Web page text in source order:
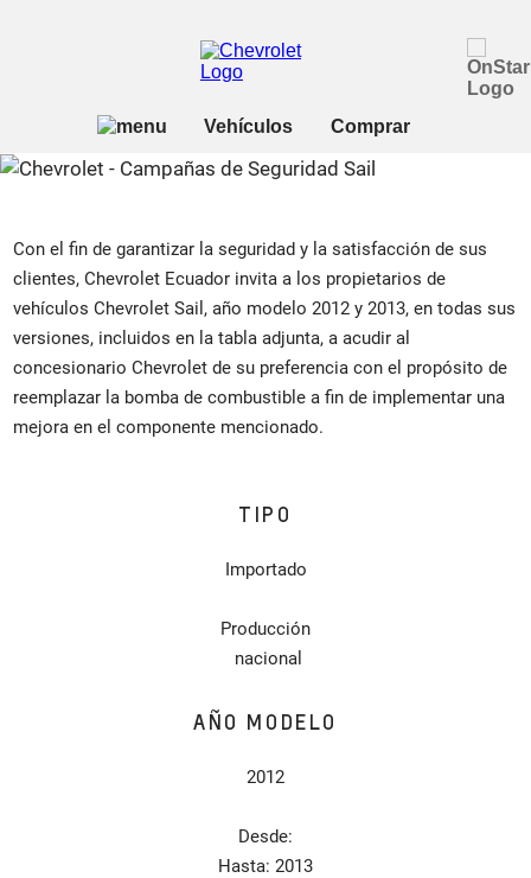
Con el fin de garantizar la seguridad y la satisfacción de sus
clientes, Chevrolet Ecuador invita a los propietarios de
vehículos Chevrolet Sail, año modelo 2012 y 2013, en todas sus
versiones, incluidos en la tabla adjunta, a acudir al
concesionario Chevrolet de su preferencia con el propósito de
reemplazar la bomba de combustible a fin de implementar una
mejora en el componente mencionado.
TIPO
Importado
Producción
nacional
AÑO MODELO
2012
Desde:
Hasta: 2013